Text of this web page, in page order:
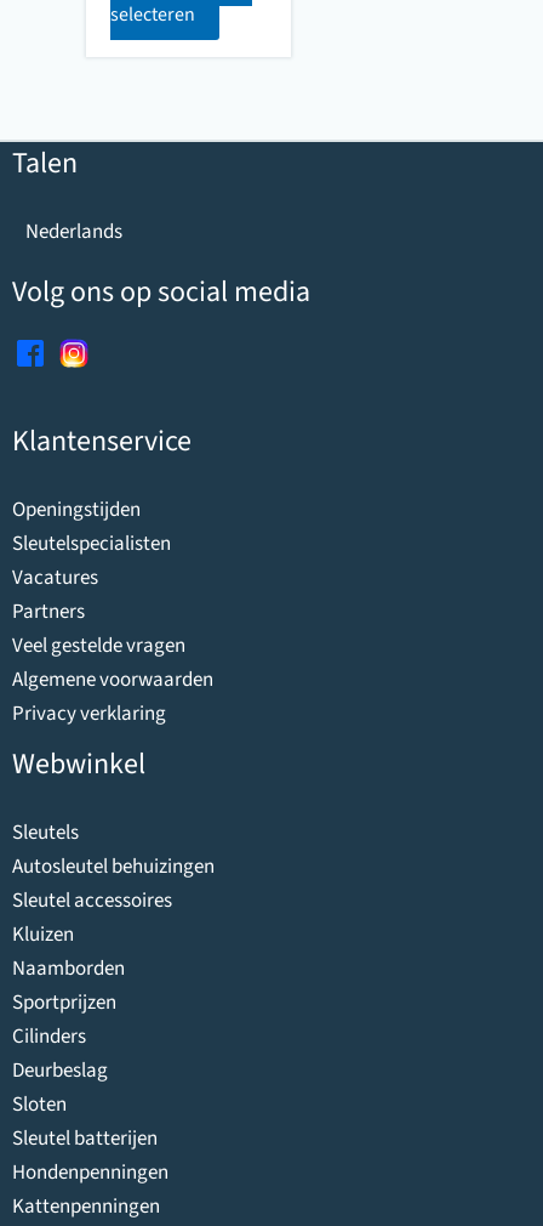
selecteren
Talen
Nederlands
Volg ons op social media
Klantenservice
Openingstijden
Sleutelspecialisten
Vacatures
Partners
Veel gestelde vragen
Algemene voorwaarden
Privacy verklaring
Webwinkel
Sleutels
Autosleutel behuizingen
Sleutel accessoires
Kluizen
Naamborden
Sportprijzen
Cilinders
Deurbeslag
Sloten
Sleutel batterijen
Hondenpenningen
Kattenpenningen